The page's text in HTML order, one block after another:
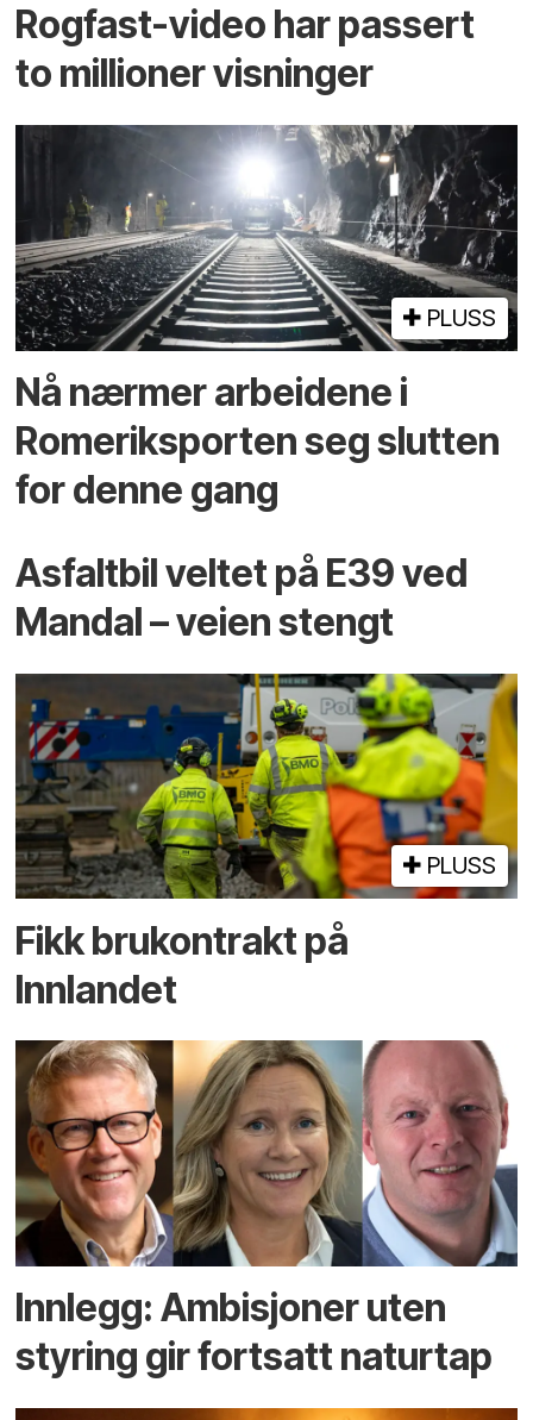
Rogfast-video har passert
to millioner visninger
PLUSS
Nå nærmer arbeidene i
Romeriksporten seg slutten
for denne gang
Asfaltbil veltet på E39 ved
Mandal – veien stengt
PLUSS
Fikk brukontrakt på
Innlandet
Innlegg: Ambisjoner uten
styring gir fortsatt naturtap